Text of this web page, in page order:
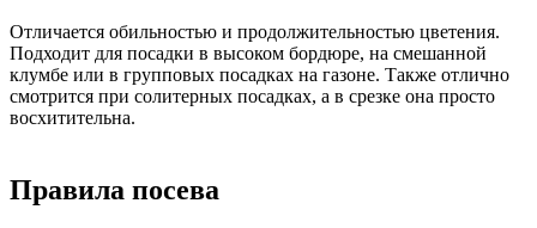
Отличается обильностью и продолжительностью цветения.
Подходит для посадки в высоком бордюре, на смешанной
клумбе или в групповых посадках на газоне. Также отлично
смотрится при солитерных посадках, а в срезке она просто
восхитительна.
Правила посева